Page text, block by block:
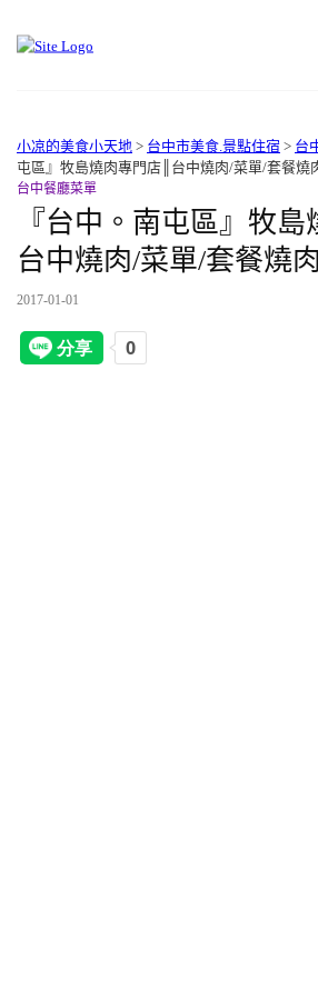
小凉的美食小天地 > 台中市美食.景點住宿 > 台
屯區』牧島燒肉專門店║台中燒肉/菜單/套餐燒
台中餐廳菜單
『台中。南屯區』牧島
台中燒肉/菜單/套餐燒
2017-01-01